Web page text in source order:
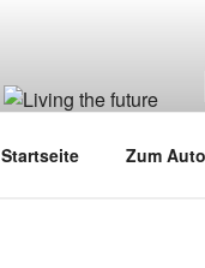
Startseite Zum